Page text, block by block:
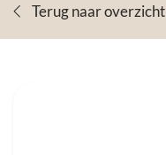
Terug naar overzicht